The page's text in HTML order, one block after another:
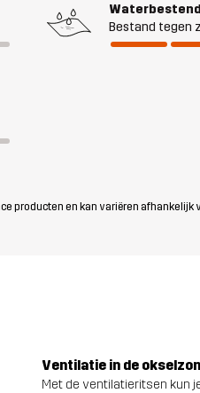
Bestand tegen
producten en kan variëren
Ventilatie in de
Met de ventilatieritsen kun